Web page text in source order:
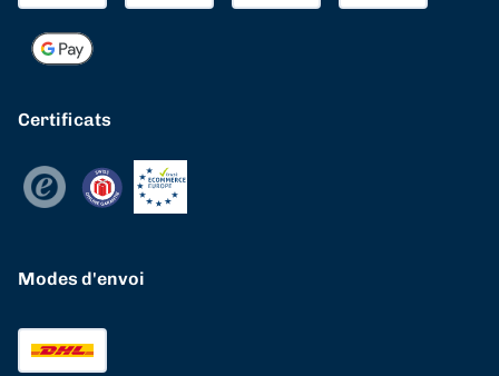
Certificats
Modes d'envoi